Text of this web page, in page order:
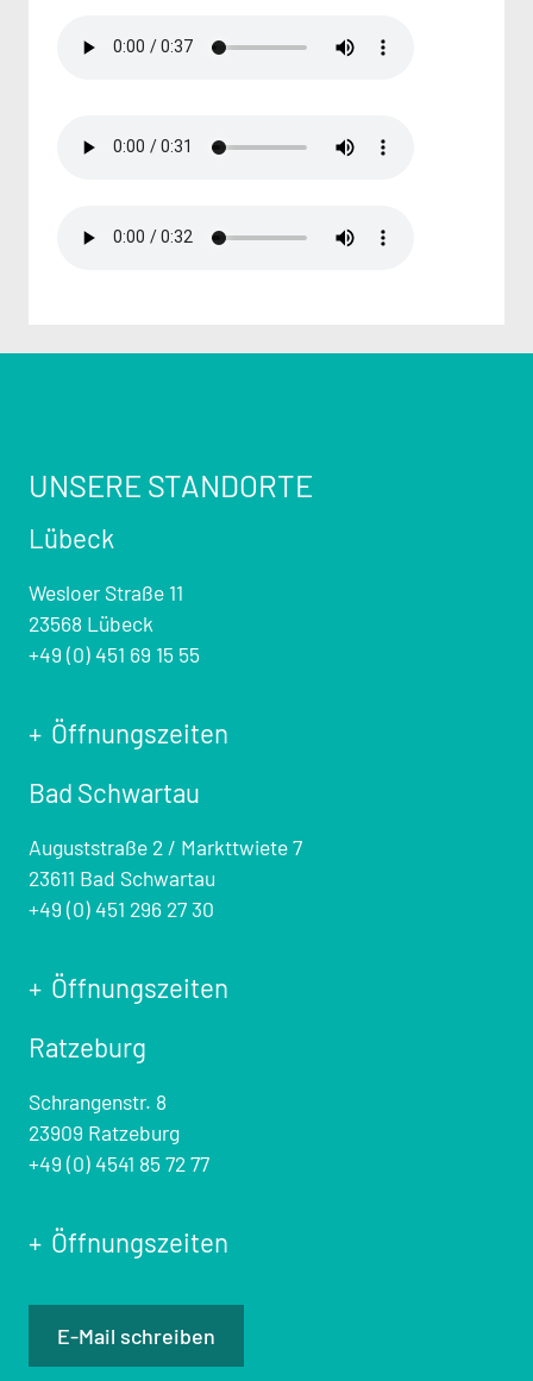
UNSERE STANDORTE
Lübeck
Wesloer Straße 11
23568 Lübeck
+49 (0) 451 69 15 55
Öffnungszeiten
Bad Schwartau
Auguststraße 2 / Markttwiete 7
23611 Bad Schwartau
+49 (0) 451 296 27 30
Öffnungszeiten
Ratzeburg
Schrangenstr. 8
23909 Ratzeburg
+49 (0) 4541 85 72 77
Öffnungszeiten
E-Mail schreiben